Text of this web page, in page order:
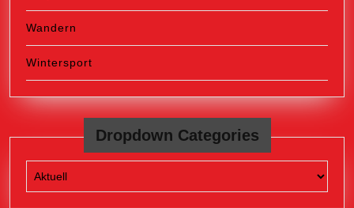
Wandern
Wintersport
Dropdown Categories